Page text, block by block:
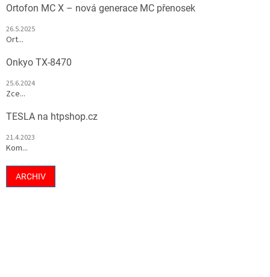
Ortofon MC X – nová generace MC přenosek
26.5.2025
Ort...
Onkyo TX-8470
25.6.2024
Zce...
TESLA na htpshop.cz
21.4.2023
Kom...
ARCHIV